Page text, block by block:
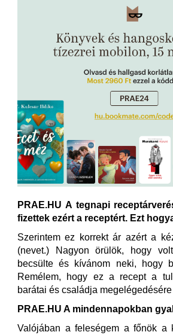
PRAE.HU A tegnapi
fizettek ezért a receptért. Ezt
Szerintem ez korrekt ár azért a
(nevet.) Nagyon örülök, hogy
becsülte és kívánom neki, hogy
Remélem, hogy ez a recept a
barátai és családja
PRAE.HU A mindennapokban
Valójában a feleségem a főnök a